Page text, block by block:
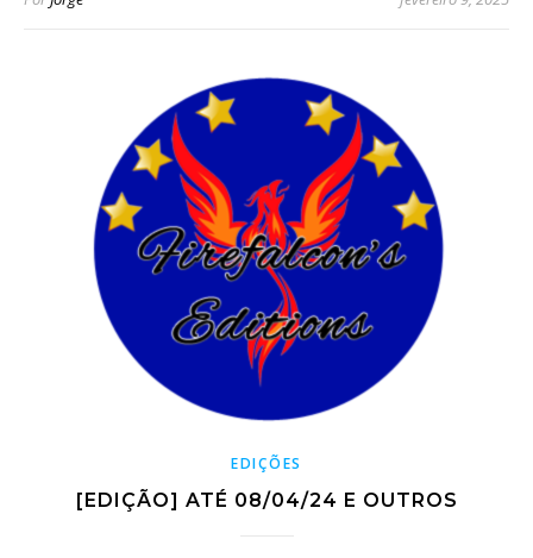
EDIÇÕES
[EDIÇÃO] ATÉ 08/04/24 E OUTROS